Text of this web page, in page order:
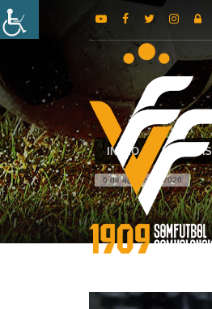
INICIO NOTICIAS
6 de agosto de 2026